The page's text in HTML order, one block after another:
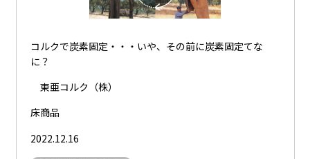
コルクで炭素固定・・・いや、その前に炭素固定てな
に？
東亜コルク（株）
床商品
2022.12.16